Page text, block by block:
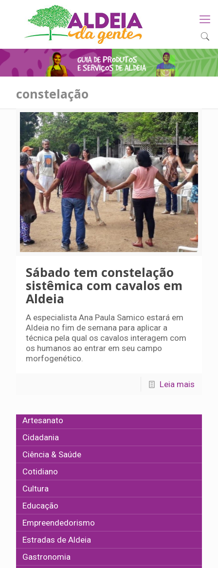
constelação
Sábado tem constelação
sistêmica com cavalos em
Aldeia
A especialista Ana Paula Samico estará em
Aldeia no fim de semana para aplicar a
técnica pela qual os cavalos interagem com
os humanos ao entrar em seu campo
morfogenético.
Leia mais
Artesanato
Cidadania
Ciência & Saúde
Cotidiano
Cultura
Educação
Empreendedorismo
Estradas de Aldeia
Gastronomia